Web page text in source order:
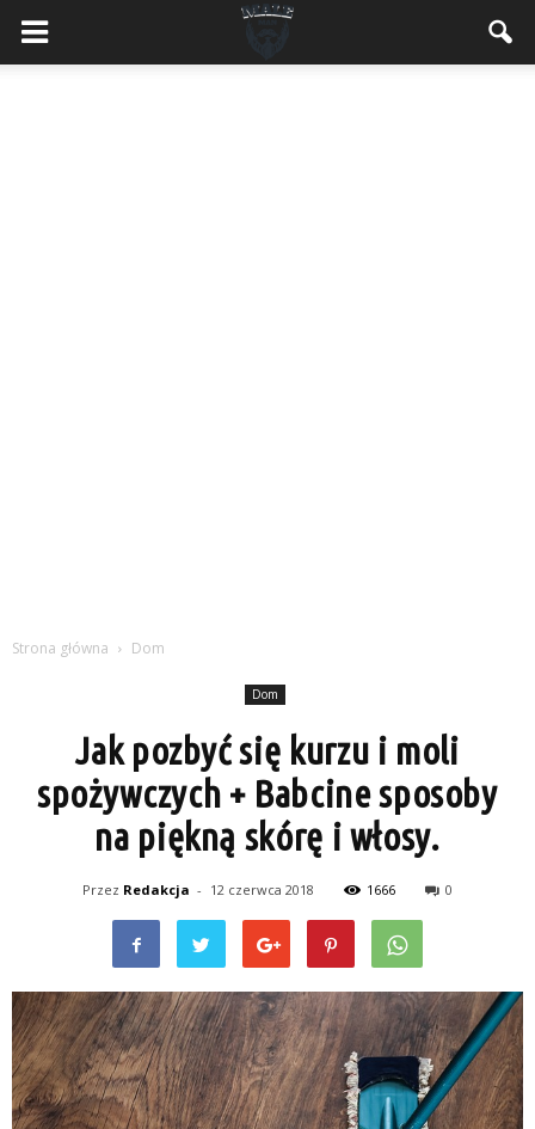
MaleMEN.pl
Strona główna Dom
Dom
Jak pozbyć się kurzu i moli
spożywczych + Babcine sposoby
na piękną skórę i włosy.
Przez Redakcja - 12 czerwca 2018 1666 0